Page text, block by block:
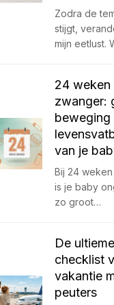
Zodra de
stijgt,
mijn eetlust.
24 weken
zwanger:
beweging
van je
Bij 24
is je baby
zo groot…
De ultieme
checklist
vakantie
peuters